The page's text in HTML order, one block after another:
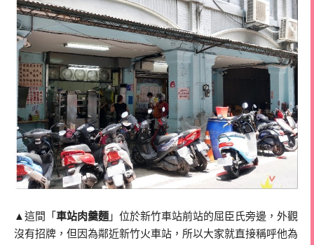
▲這間「 車站肉羹麵 」位於新竹車站前站的屈臣氏旁邊，外觀
沒有招牌，但因為鄰近新竹火車站，所以大家就直接稱呼他為